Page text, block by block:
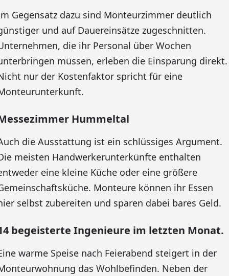
Gegensatz dazu sind Monteurzimmer deutlich
und auf Dauereinsätze zugeschnitten.
die ihr Personal über Wochen
müssen, erleben die Einsparung direkt.
nur der Kostenfaktor spricht für eine
Hummeltal
die Ausstattung ist ein schlüssiges Argument.
meisten Handwerkerunterkünfte enthalten
eine kleine Küche oder eine größere
Monteure können ihr Essen
selbst zubereiten und sparen dabei bares Geld.
begeisterte Ingenieure im letzten Monat.
warme Speise nach Feierabend steigert in der
das Wohlbefinden. Neben der